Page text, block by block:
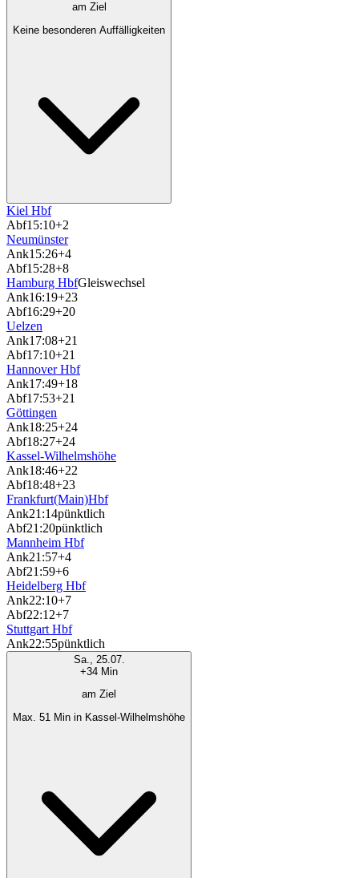
am Ziel
Keine besonderen Auffälligkeiten
Kiel Hbf
Abf15:10+2
Neumünster
Ank15:26+4
Abf15:28+8
Hamburg HbfGleiswechsel
Ank16:19+23
Abf16:29+20
Uelzen
Ank17:08+21
Abf17:10+21
Hannover Hbf
Ank17:49+18
Abf17:53+21
Göttingen
Ank18:25+24
Abf18:27+24
Kassel-Wilhelmshöhe
Ank18:46+22
Abf18:48+23
Frankfurt(Main)Hbf
Ank21:14pünktlich
Abf21:20pünktlich
Mannheim Hbf
Ank21:57+4
Abf21:59+6
Heidelberg Hbf
Ank22:10+7
Abf22:12+7
Stuttgart Hbf
Ank22:55pünktlich
Sa., 25.07.
+34 Min
am Ziel
Max. 51 Min in Kassel-Wilhelmshöhe